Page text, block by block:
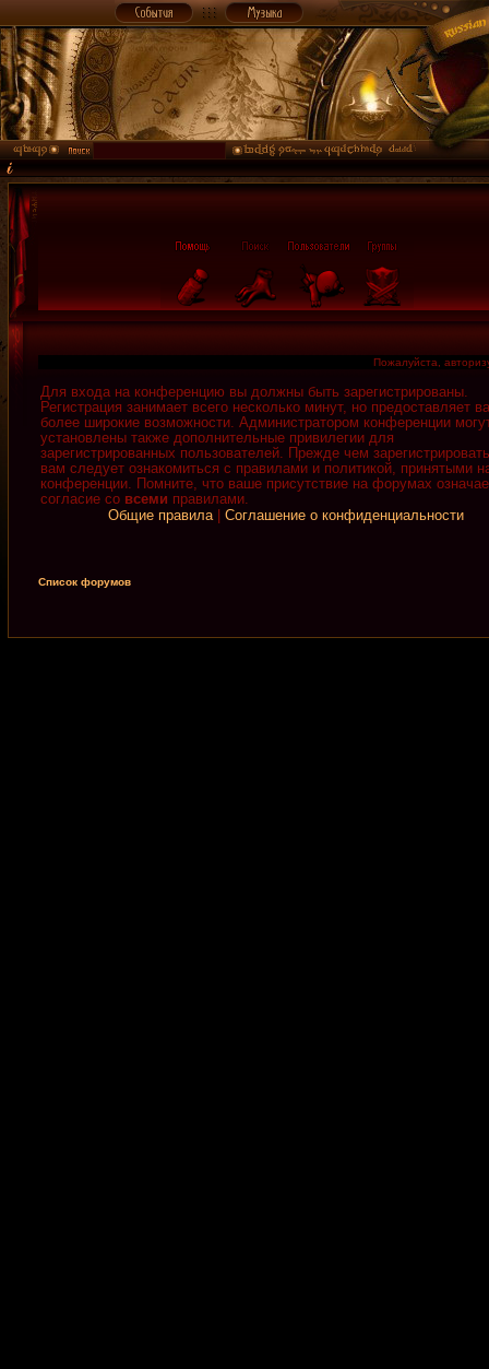
Пожалуйста,
Для входа на конференцию вы должны быть зарегистрированы.
Регистрация занимает всего несколько минут, но предоставляет
более широкие возможности. Администратором конференции
установлены также дополнительные привилегии для
зарегистрированных пользователей. Прежде чем
вам следует ознакомиться с правилами и политикой, принятыми
конференции. Помните, что ваше присутствие на форумах
согласие со всеми правилами.
Общие правила| Соглашение о конфиденциальности
Список форумов